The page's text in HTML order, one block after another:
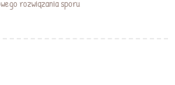
rozwiązania sporu